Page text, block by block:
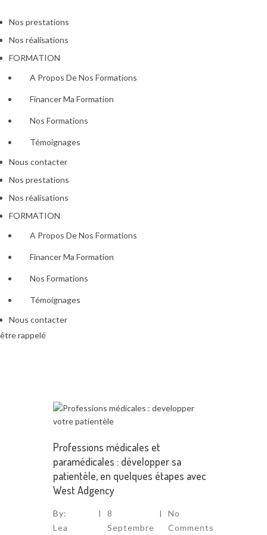
Nos prestations
Nos réalisations
FORMATION
A Propos De Nos Formations
Financer Ma Formation
Nos Formations
Témoignages
Nous contacter
Nos prestations
Nos réalisations
FORMATION
A Propos De Nos Formations
Financer Ma Formation
Nos Formations
Témoignages
Nous contacter
être rappelé
Professions médicales et
paramédicales : développer sa
patientèle, en quelques étapes avec
West Adgency
By:
Lea
8
Septembre
No
Comments